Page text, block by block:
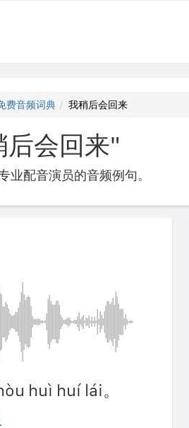
费音频词典 我稍后会回来
会回来"
业配音演员的音频例句。
huì huí lái。